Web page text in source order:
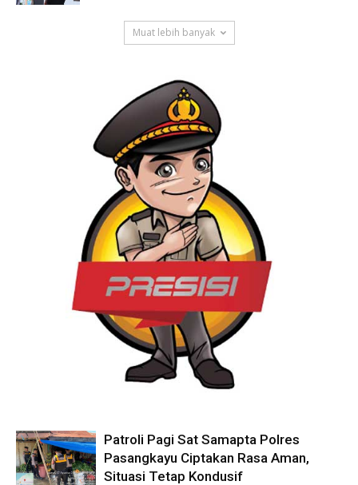
Muat lebih banyak
Patroli Pagi Sat Samapta Polres
Pasangkayu Ciptakan Rasa Aman,
Situasi Tetap Kondusif